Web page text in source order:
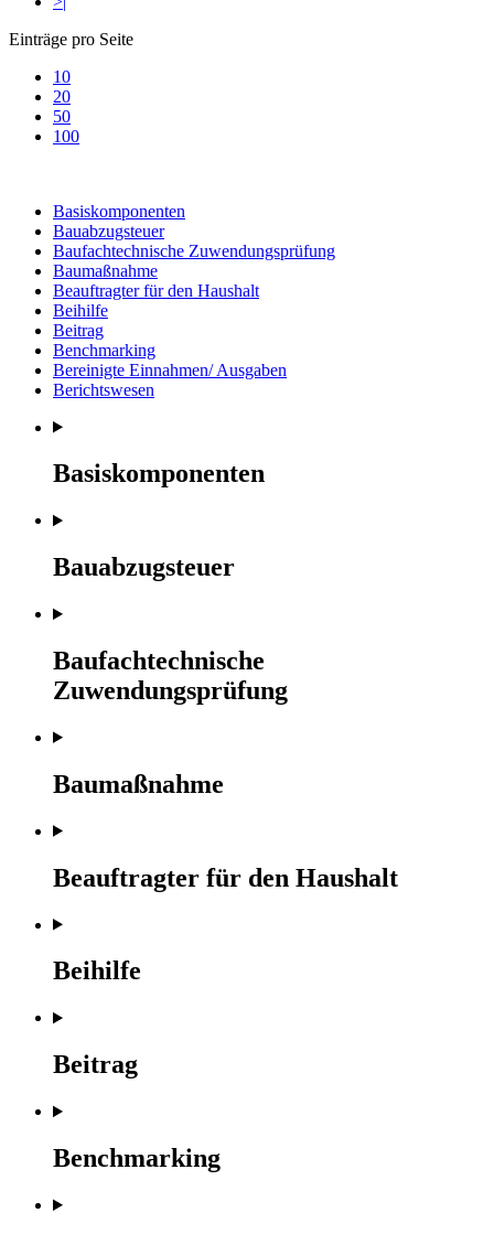
Einträge pro Seite
10
20
50
100
Basiskomponenten
Bauabzugsteuer
Baufachtechnische Zuwendungsprüfung
Baumaßnahme
Beauftragter für den Haushalt
Beihilfe
Beitrag
Benchmarking
Bereinigte Einnahmen/ Ausgaben
Berichtswesen
Basiskomponenten
Bauabzugsteuer
Baufachtechnische
Zuwendungsprüfung
Baumaßnahme
Beauftragter für den Haushalt
Beihilfe
Beitrag
Benchmarking